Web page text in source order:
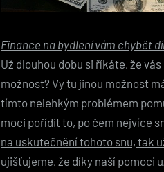
Finance na bydlení vám chybět
Už dlouhou dobu si říkáte, že
možnost? Vy tu jinou možnost
tímto nelehkým problémem
moci pořídit to, po čem nejvíce
na uskutečnění tohoto snu, tak
ujišťujeme, že díky naší pomoci